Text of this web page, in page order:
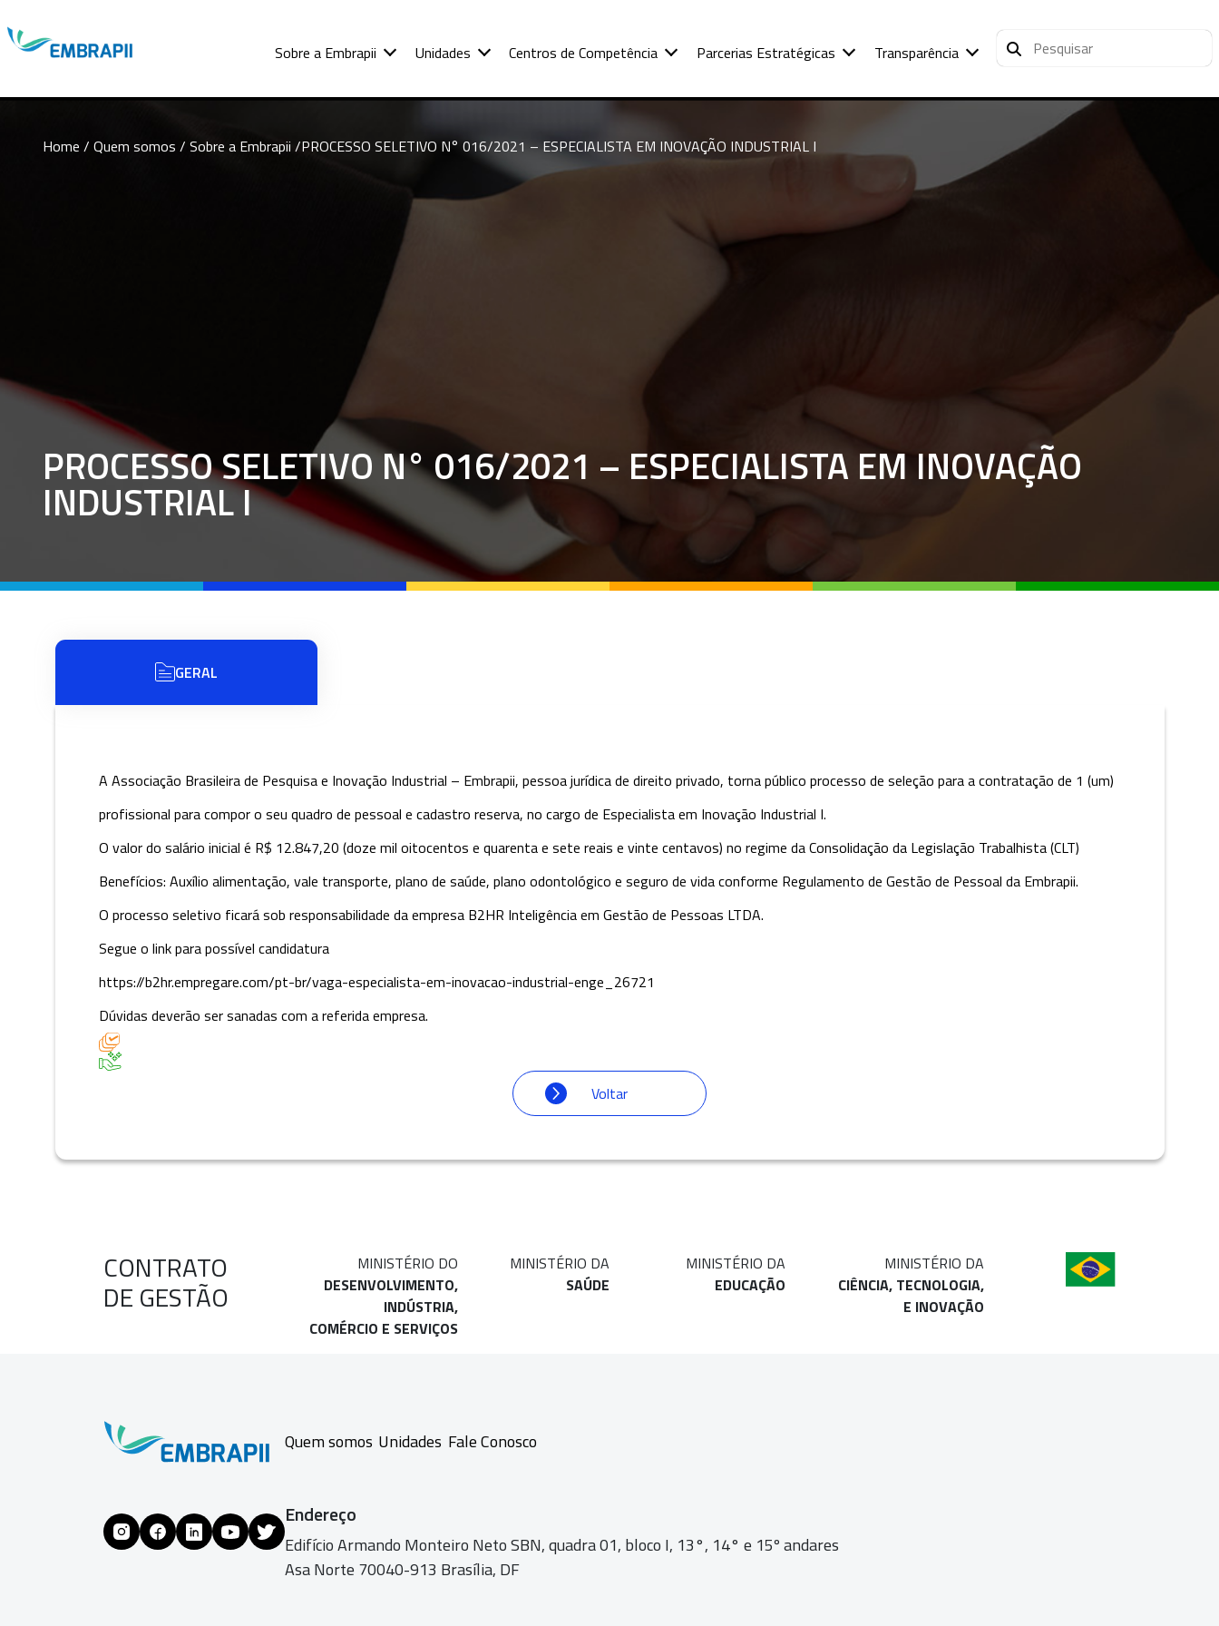
Sobre a Embrapii Unidades Centros de Competência Parcerias Estratégicas Transparência
Home / Quem somos / Sobre a Embrapii /PROCESSO SELETIVO N° 016/2021 – ESPECIALISTA EM INOVAÇÃO INDUSTRIAL I
PROCESSO SELETIVO N° 016/2021 – ESPECIALISTA EM INOVAÇÃO
INDUSTRIAL I
GERAL
A Associação Brasileira de Pesquisa e Inovação Industrial – Embrapii, pessoa jurídica de direito privado, torna público processo de seleção para a contratação de 1 (um)
profissional para compor o seu quadro de pessoal e cadastro reserva, no cargo de Especialista em Inovação Industrial I.
O valor do salário inicial é R$ 12.847,20 (doze mil oitocentos e quarenta e sete reais e vinte centavos) no regime da Consolidação da Legislação Trabalhista (CLT)
Benefícios: Auxílio alimentação, vale transporte, plano de saúde, plano odontológico e seguro de vida conforme Regulamento de Gestão de Pessoal da Embrapii.
O processo seletivo ficará sob responsabilidade da empresa B2HR Inteligência em Gestão de Pessoas LTDA.
Segue o link para possível candidatura
https://b2hr.empregare.com/pt-br/vaga-especialista-em-inovacao-industrial-enge_26721
Dúvidas deverão ser sanadas com a referida empresa.
Voltar
CONTRATO
DE GESTÃO
MINISTÉRIO DO
DESENVOLVIMENTO,
INDÚSTRIA,
COMÉRCIO E SERVIÇOS
MINISTÉRIO DA
SAÚDE
MINISTÉRIO DA
EDUCAÇÃO
MINISTÉRIO DA
CIÊNCIA, TECNOLOGIA,
E INOVAÇÃO
Quem somos Unidades Fale Conosco
Endereço
Edifício Armando Monteiro Neto SBN, quadra 01, bloco I, 13°, 14° e 15º andares
Asa Norte 70040-913 Brasília, DF